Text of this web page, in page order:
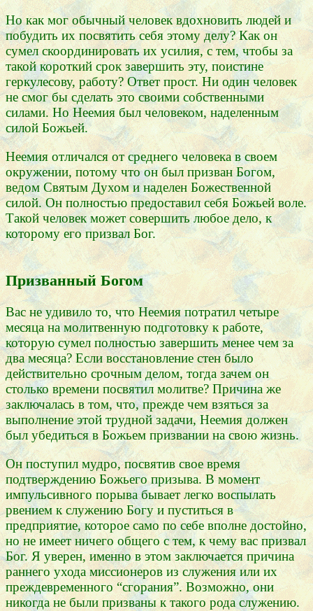
Но как мог обычный человек вдохновить людей и
побудить их посвятить себя этому делу? Как он
сумел скоординировать их усилия, с тем, чтобы за
такой короткий срок завершить эту, поистине
геркулесову, работу? Ответ прост. Ни один человек
не смог бы сделать это своими собственными
силами. Но Неемия был человеком, наделенным
силой Божьей.
Неемия отличался от среднего человека в своем
окружении, потому что он был призван Богом,
ведом Святым Духом и наделен Божественной
силой. Он полностью предоставил себя Божьей воле.
Такой человек может совершить любое дело, к
которому его призвал Бог.
Призванный Богом
Вас не удивило то, что Неемия потратил четыре
месяца на молитвенную подготовку к работе,
которую сумел полностью завершить менее чем за
два месяца? Если восстановление стен было
действительно срочным делом, тогда зачем он
столько времени посвятил молитве? Причина же
заключалась в том, что, прежде чем взяться за
выполнение этой трудной задачи, Неемия должен
был убедиться в Божьем призвании на свою жизнь.
Он поступил мудро, посвятив свое время
подтверждению Божьего призыва. В момент
импульсивного порыва бывает легко воспылать
рвением к служению Богу и пуститься в
предприятие, которое само по себе вполне достойно,
но не имеет ничего общего с тем, к чему вас призвал
Бог. Я уверен, именно в этом заключается причина
раннего ухода миссионеров из служения или их
преждевременного “сгорания”. Возможно, они
никогда не были призваны к такого рода служению.